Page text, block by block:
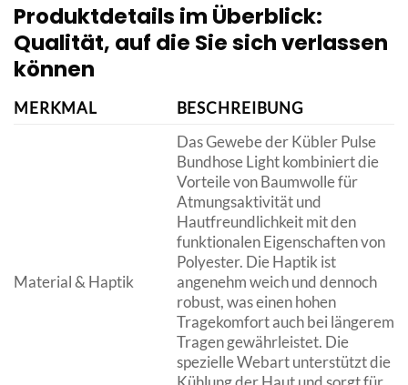
Produktdetails im Überblick:
Qualität, auf die Sie sich verlassen
können
MERKMAL BESCHREIBUNG
Material & Haptik
Das Gewebe der Kübler Pulse
Bundhose Light kombiniert die
Vorteile von Baumwolle für
Atmungsaktivität und
Hautfreundlichkeit mit den
funktionalen Eigenschaften von
Polyester. Die Haptik ist
angenehm weich und dennoch
robust, was einen hohen
Tragekomfort auch bei längerem
Tragen gewährleistet. Die
spezielle Webart unterstützt die